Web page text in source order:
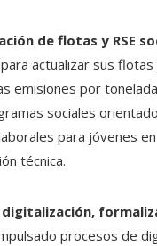
de flotas y RSE
actualizar sus
emisiones por
sociales
para jóvenes
técnica.
procesos de